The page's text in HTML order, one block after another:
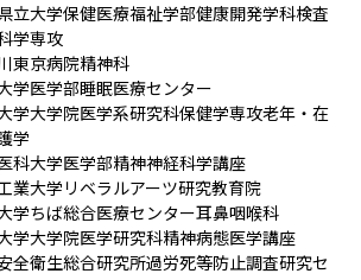
立大学保健医療福祉学部健康開発学科検査
学専攻
東京病院精神科
学医学部睡眠医療センター
学大学院医学系研究科保健学専攻老年・在
学
科大学医学部精神神経科学講座
業大学リベラルアーツ研究教育院
学ちば総合医療センター耳鼻咽喉科
学大学院医学研究科精神病態医学講座
全衛生総合研究所過労死等防止調査研究セ